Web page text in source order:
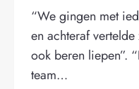
“We gingen met
en achteraf
ook beren liepen”.
team…